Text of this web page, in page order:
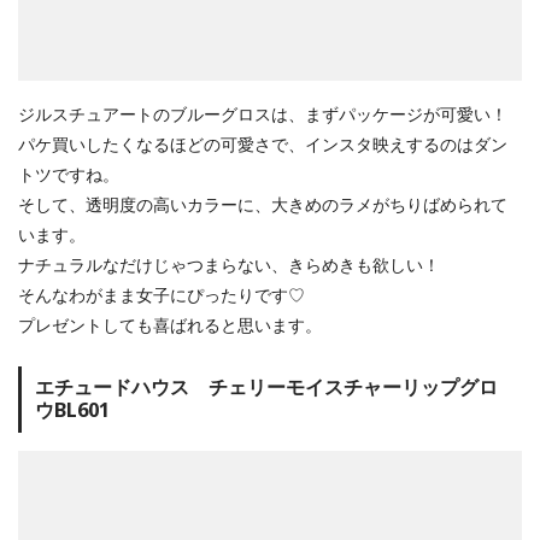
ジルスチュアートのブルーグロスは、まずパッケージが可愛い！
パケ買いしたくなるほどの可愛さで、インスタ映えするのはダン
トツですね。
そして、透明度の高いカラーに、大きめのラメがちりばめられて
います。
ナチュラルなだけじゃつまらない、きらめきも欲しい！
そんなわがまま女子にぴったりです♡
プレゼントしても喜ばれると思います。
エチュードハウス チェリーモイスチャーリップグロ
ウBL601